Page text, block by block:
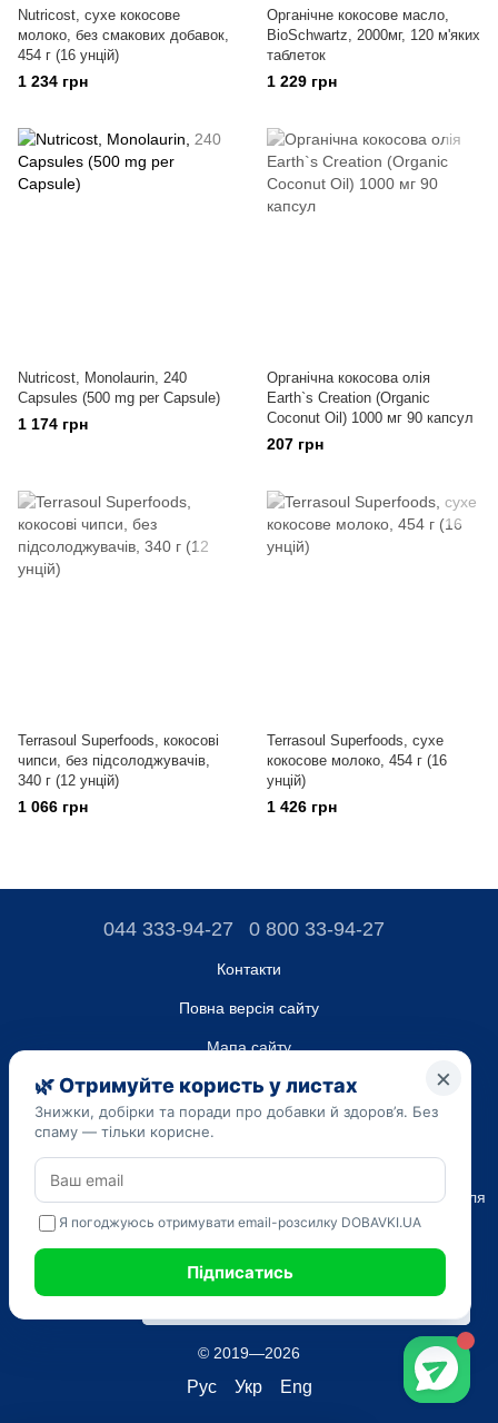
Nutricost, сухе кокосове
молоко, без смакових добавок,
454 г (16 унцій)
1 234 грн
Органічне кокосове масло,
BioSchwartz, 2000мг, 120 м'яких
таблеток
1 229 грн
Nutricost, Monolaurin, 240
Capsules (500 mg per Capsule)
1 174 грн
Органічна кокосова олія
Earth`s Creation (Organic
Coconut Oil) 1000 мг 90 капсул
207 грн
Terrasoul Superfoods, кокосові
чипси, без підсолоджувачів,
340 г (12 унцій)
1 066 грн
Terrasoul Superfoods, сухе
кокосове молоко, 454 г (16
унцій)
1 426 грн
044 333-94-27 0 800 33-94-27
Контакти
Повна версія сайту
Мапа сайту
ТОВ “ДО ЮА”,
Код ЄДРПОУ 45223262
Дата реєстрації 14.09.2023
Наведена на сайті dobavki.ua інформація носить виключно
Ознайомчий характер. Не використовуйте нашу інформацію для
діагностики та лікування. Тільки ваш Лікуючий лікар може
САМОЛІКУВАННЯ МОЖЕ БУТИ ШКІДЛИВИМ ДЛЯ ВАШОГО
© 2019—2026
Рус Укр Eng